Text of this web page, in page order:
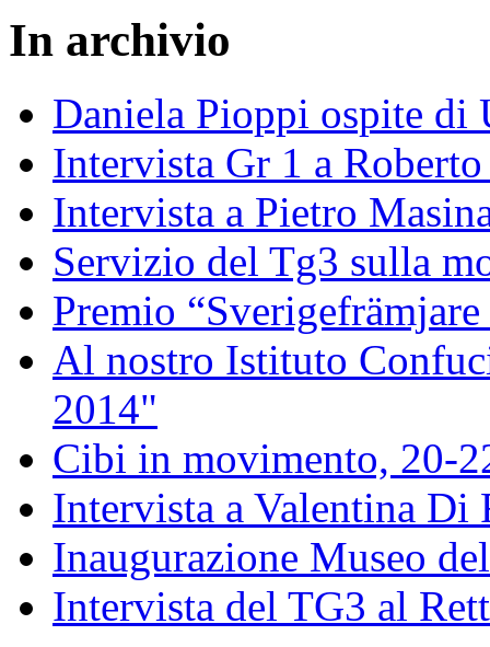
In archivio
Daniela Pioppi ospite di
Intervista Gr 1 a
Intervista a Pietro
Servizio del Tg3 sulla
Premio
Al nostro Istituto
2014"
Cibi in movimento, 20-
Intervista a Valentina Di
Inaugurazione Museo
Intervista del TG3 al